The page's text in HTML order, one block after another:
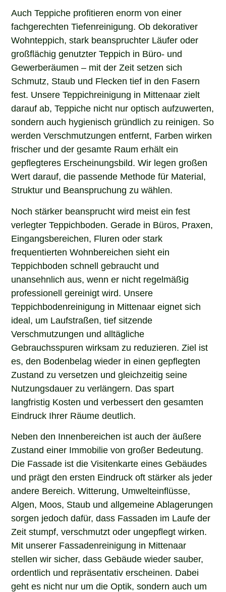
Auch Teppiche profitieren enorm von einer
fachgerechten Tiefenreinigung. Ob dekorativer
Wohnteppich, stark beanspruchter Läufer oder
großflächig genutzter Teppich in Büro- und
Gewerberäumen – mit der Zeit setzen sich
Schmutz, Staub und Flecken tief in den Fasern
fest. Unsere Teppichreinigung in Mittenaar zielt
darauf ab, Teppiche nicht nur optisch aufzuwerten,
sondern auch hygienisch gründlich zu reinigen. So
werden Verschmutzungen entfernt, Farben wirken
frischer und der gesamte Raum erhält ein
gepflegteres Erscheinungsbild. Wir legen großen
Wert darauf, die passende Methode für Material,
Struktur und Beanspruchung zu wählen.
Noch stärker beansprucht wird meist ein fest
verlegter Teppichboden. Gerade in Büros, Praxen,
Eingangsbereichen, Fluren oder stark
frequentierten Wohnbereichen sieht ein
Teppichboden schnell gebraucht und
unansehnlich aus, wenn er nicht regelmäßig
professionell gereinigt wird. Unsere
Teppichbodenreinigung in Mittenaar eignet sich
ideal, um Laufstraßen, tief sitzende
Verschmutzungen und alltägliche
Gebrauchsspuren wirksam zu reduzieren. Ziel ist
es, den Bodenbelag wieder in einen gepflegten
Zustand zu versetzen und gleichzeitig seine
Nutzungsdauer zu verlängern. Das spart
langfristig Kosten und verbessert den gesamten
Eindruck Ihrer Räume deutlich.
Neben den Innenbereichen ist auch der äußere
Zustand einer Immobilie von großer Bedeutung.
Die Fassade ist die Visitenkarte eines Gebäudes
und prägt den ersten Eindruck oft stärker als jeder
andere Bereich. Witterung, Umwelteinflüsse,
Algen, Moos, Staub und allgemeine Ablagerungen
sorgen jedoch dafür, dass Fassaden im Laufe der
Zeit stumpf, verschmutzt oder ungepflegt wirken.
Mit unserer Fassadenreinigung in Mittenaar
stellen wir sicher, dass Gebäude wieder sauber,
ordentlich und repräsentativ erscheinen. Dabei
geht es nicht nur um die Optik, sondern auch um